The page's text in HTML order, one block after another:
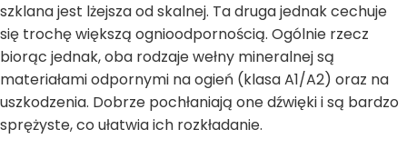
szklana jest lżejsza od skalnej. Ta druga jednak cechuje
się trochę większą ognioodpornością. Ogólnie rzecz
biorąc jednak, oba rodzaje wełny mineralnej są
materiałami odpornymi na ogień (klasa A1/A2) oraz na
uszkodzenia. Dobrze pochłaniają one dźwięki i są bardzo
sprężyste, co ułatwia ich rozkładanie.